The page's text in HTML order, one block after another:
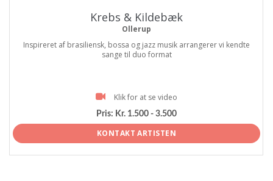
Krebs & Kildebæk
Ollerup
Inspireret af brasiliensk, bossa og jazz musik arrangerer vi kendte
sange til duo format
Klik for at se video
Pris: Kr. 1.500 - 3.500
KONTAKT ARTISTEN